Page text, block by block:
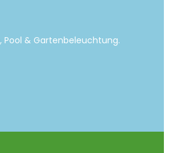
& Gartenbeleuchtung.